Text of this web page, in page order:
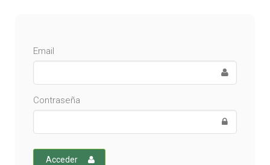
Email
Contraseña
Acceder